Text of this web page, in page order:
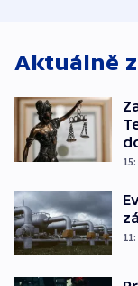
Aktuálně